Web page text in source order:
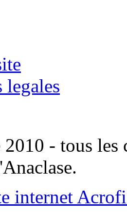
legales
- tous les
internet